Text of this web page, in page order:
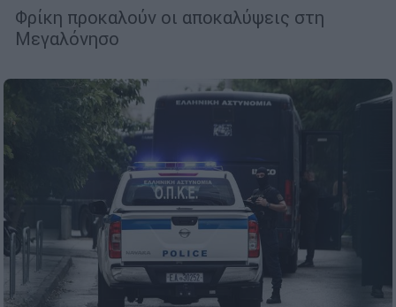
Φρίκη προκαλούν οι αποκαλύψεις στη
Μεγαλόνησο